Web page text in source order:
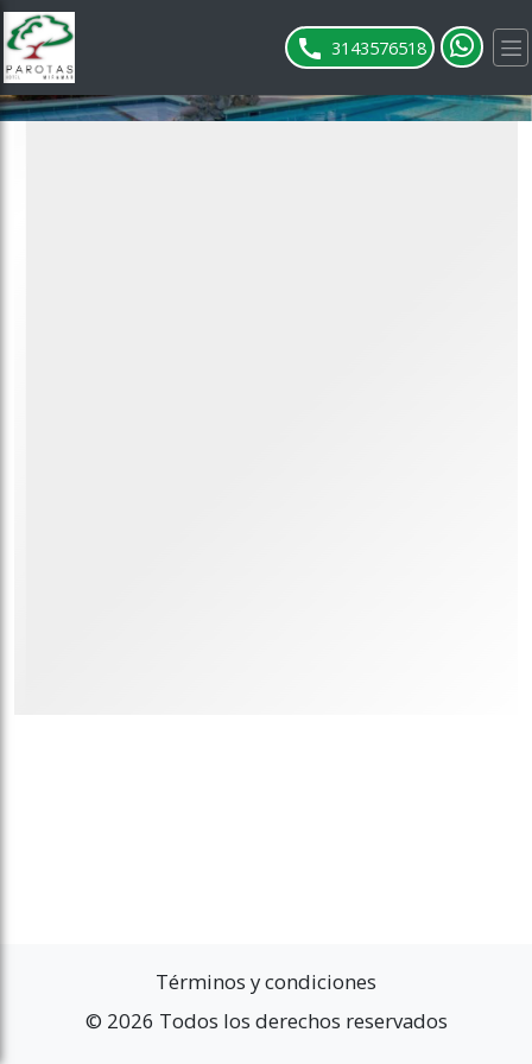
slideout menu. 3143576518
Habitaciones
Términos y condiciones
© 2026 Todos los derechos reservados